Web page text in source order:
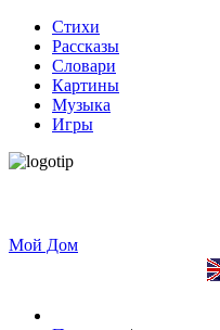
Стихи
Рассказы
Словари
Картины
Музыка
Игры
Мой Дом